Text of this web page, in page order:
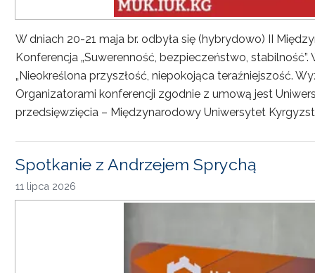
W dniach 20-21 maja br. odbyła się (hybrydowo) II
Konferencja „Suwerenność, bezpieczeństwo,
„Nieokreślona przyszłość, niepokojąca teraźniejszość.
Organizatorami konferencji zgodnie z umową jest
przedsięwzięcia – Międzynarodowy Uniwersytet
Spotkanie z Andrzejem Sprychą
11 lipca 2026